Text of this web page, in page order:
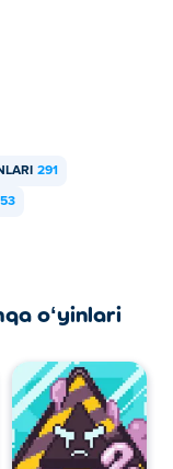
291
oʻyinlari